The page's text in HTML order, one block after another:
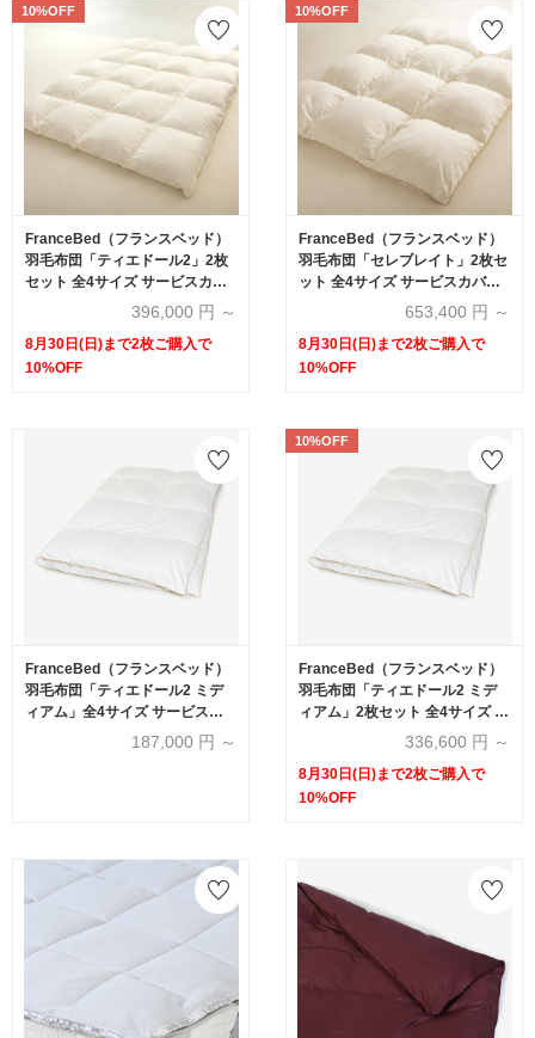
10%OFF
FranceBed（フランスベッド）
羽毛布団「ティエドール2」2枚
セット 全4サイズ サービスカバ
ー付き【まとめ買い特典 2枚ご
396,000 円 ～
8月30日(日)まで2枚ご購入で
10%OFF
10%OFF
FranceBed（フランスベッド）
羽毛布団「セレブレイト」2枚セ
ット 全4サイズ サービスカバー
付き【まとめ買い特典 2枚ご購
653,400 円 ～
8月30日(日)まで2枚ご購入で
10%OFF
FranceBed（フランスベッド）
羽毛布団「ティエドール2 ミデ
ィアム」全4サイズ サービスカ
187,000 円 ～
10%OFF
FranceBed（フランスベッド）
羽毛布団「ティエドール2 ミデ
ィアム」2枚セット 全4サイズ サ
ービスカバー付き【まとめ買い
特典 2枚ご購入で10%OFF】
336,600 円 ～
8月30日(日)まで2枚ご購入で
10%OFF